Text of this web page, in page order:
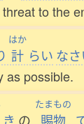
to the
はか
計 らい な
as possible.
き の
たまもの
賜物